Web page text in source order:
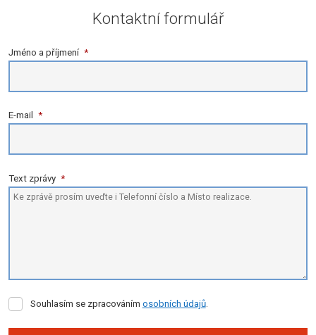
Kontaktní formulář
Jméno a příjmení *
E-mail *
Text zprávy *
Souhlasím
zpracováním
Souhlasím se zpracováním osobních údajů.